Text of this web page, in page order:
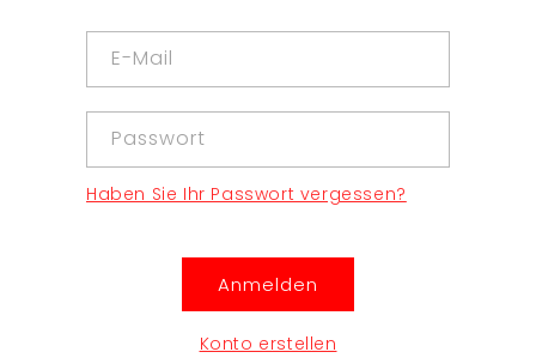
E-Mail
Passwort
Haben Sie Ihr Passwort vergessen?
Anmelden
Konto erstellen